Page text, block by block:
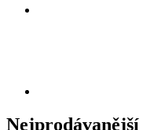
Nejprodávanější